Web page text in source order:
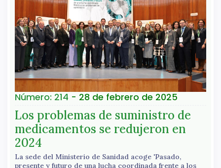
Número: 214 - 28 de febrero de 2025
Los problemas de suministro de
medicamentos se redujeron en
2024
La sede del Ministerio de Sanidad acoge 'Pasado,
presente y futuro de una lucha coordinada frente a los